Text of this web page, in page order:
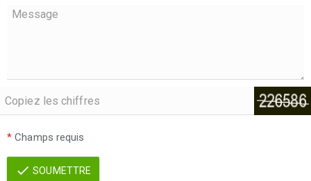
* Champs requis
SOUMETTRE